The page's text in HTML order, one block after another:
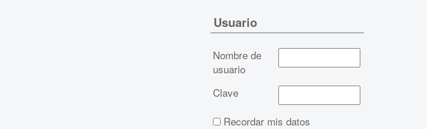
Usuario
Nombre de
usuario
Clave
Recordar mis datos